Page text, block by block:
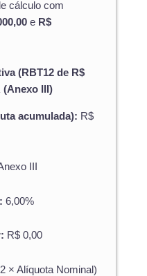
cálculo com
e R$
(RBT12 de R$
(Anexo III)
acumulada): R$
III
6,00%
R$ 0,00
× Alíquota Nominal)